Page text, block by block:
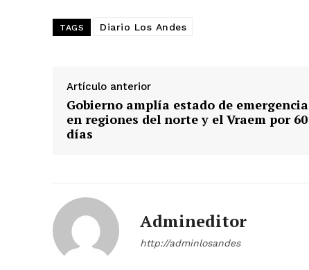
TAGS Diario Los Andes
Artículo anterior
Gobierno amplía estado de emergencia
en regiones del norte y el Vraem por 60
días
Admineditor
http://adminlosandes